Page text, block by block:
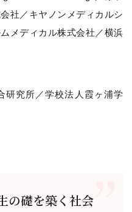
社／キヤノンメディカルシ
メディカル株式会社／横浜
研究所／学校法人霞ヶ浦学
の礎を築く社会